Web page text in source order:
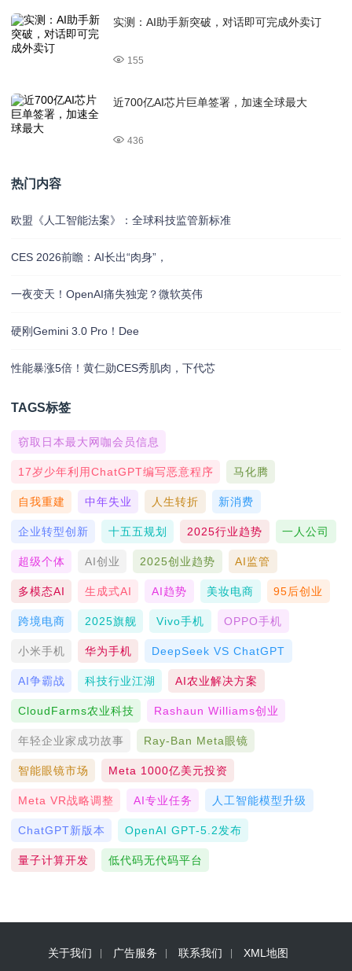
实测：AI助手新突破，对话即可完成外卖订
155
近700亿AI芯片巨单签署，加速全球最大
436
热门内容
欧盟《人工智能法案》：全球科技监管新标准
CES 2026前瞻：AI长出“肉身”，
一夜变天！OpenAI痛失独宠？微软英伟
硬刚Gemini 3.0 Pro！Dee
性能暴涨5倍！黄仁勋CES秀肌肉，下代芯
TAGS标签
窃取日本最大网咖会员信息
17岁少年利用ChatGPT编写恶意程序 马化腾
自我重建 中年失业 人生转折 新消费
企业转型创新 十五五规划 2025行业趋势 一人公司
超级个体 AI创业 2025创业趋势 AI监管
多模态AI 生成式AI AI趋势 美妆电商 95后创业
跨境电商 2025旗舰 Vivo手机 OPPO手机
小米手机 华为手机 DeepSeek VS ChatGPT
AI争霸战 科技行业江湖 AI农业解决方案
CloudFarms农业科技 Rashaun Williams创业
年轻企业家成功故事 Ray-Ban Meta眼镜
智能眼镜市场 Meta 1000亿美元投资
Meta VR战略调整 AI专业任务 人工智能模型升级
ChatGPT新版本 OpenAI GPT-5.2发布
量子计算开发 低代码无代码平台
关于我们 广告服务 联系我们 XML地图